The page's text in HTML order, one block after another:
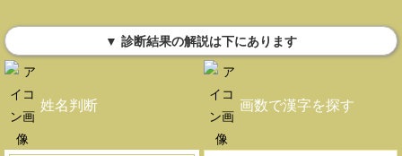
▼ 診断結果の解説は下にあります
姓名判断 画数で漢字を探す